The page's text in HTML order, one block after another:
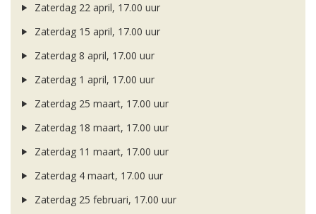
Zaterdag 22 april, 17.00 uur
Zaterdag 15 april, 17.00 uur
Zaterdag 8 april, 17.00 uur
Zaterdag 1 april, 17.00 uur
Zaterdag 25 maart, 17.00 uur
Zaterdag 18 maart, 17.00 uur
Zaterdag 11 maart, 17.00 uur
Zaterdag 4 maart, 17.00 uur
Zaterdag 25 februari, 17.00 uur